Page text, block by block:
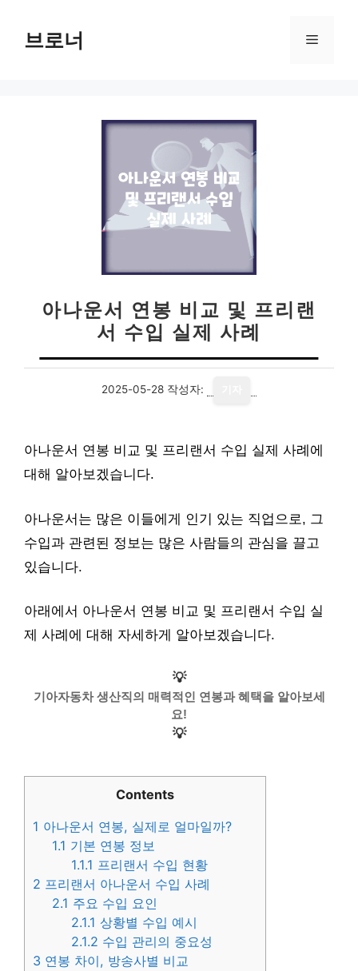
브로너 메
아나운서 연봉 비교 및 프리랜
서 수입 실제 사례
2025-05-28 작성자:
아나운서 연봉 비교 및 프리랜서 수입 실제 사례에
대해 알아보겠습니다.
아나운서는 많은 이들에게 인기 있는 직업으로, 그
수입과 관련된 정보는 많은 사람들의 관심을 끌고
있습니다.
아래에서 아나운서 연봉 비교 및 프리랜서 수입 실
제 사례에 대해 자세하게 알아보겠습니다.
💡
기아자동차 생산직의 매력적인 연봉과 혜택을 알아보세
요!
💡
Contents
1 아나운서 연봉, 실제로 얼마일까?
1.1 기본 연봉 정보
1.1.1 프리랜서 수입 현황
2 프리랜서 아나운서 수입 사례
2.1 주요 수입 요인
2.1.1 상황별 수입 예시
2.1.2 수입 관리의 중요성
3 연봉 차이, 방송사별 비교